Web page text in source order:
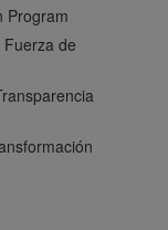
Program
de